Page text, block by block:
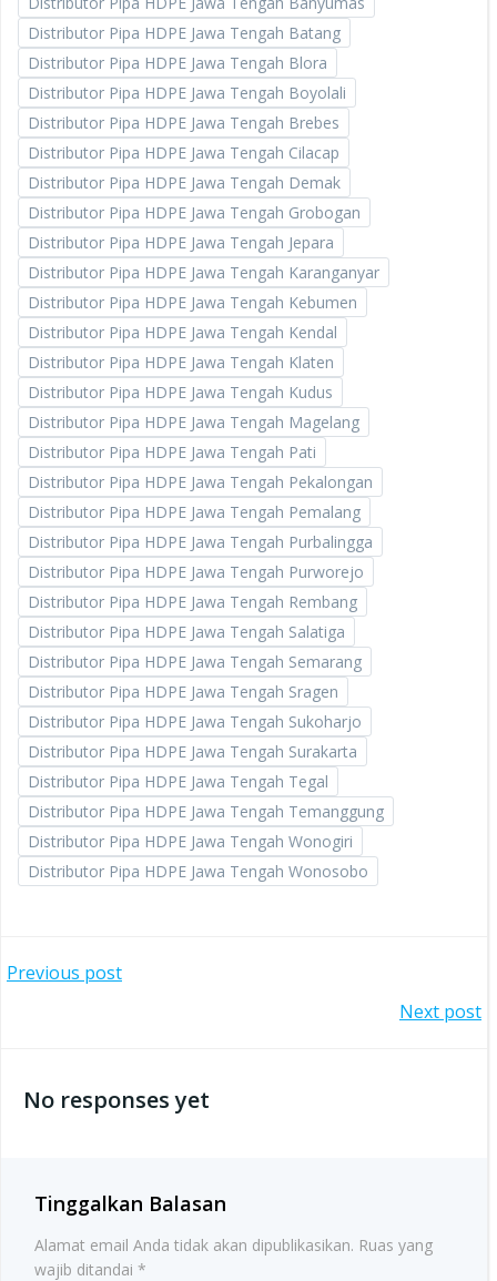
Distributor Pipa HDPE Jawa Tengah Batang
Distributor Pipa HDPE Jawa Tengah Blora
Distributor Pipa HDPE Jawa Tengah Boyolali
Distributor Pipa HDPE Jawa Tengah Brebes
Distributor Pipa HDPE Jawa Tengah Cilacap
Distributor Pipa HDPE Jawa Tengah Demak
Distributor Pipa HDPE Jawa Tengah Grobogan
Distributor Pipa HDPE Jawa Tengah Jepara
Distributor Pipa HDPE Jawa Tengah Karanganyar
Distributor Pipa HDPE Jawa Tengah Kebumen
Distributor Pipa HDPE Jawa Tengah Kendal
Distributor Pipa HDPE Jawa Tengah Klaten
Distributor Pipa HDPE Jawa Tengah Kudus
Distributor Pipa HDPE Jawa Tengah Magelang
Distributor Pipa HDPE Jawa Tengah Pati
Distributor Pipa HDPE Jawa Tengah Pekalongan
Distributor Pipa HDPE Jawa Tengah Pemalang
Distributor Pipa HDPE Jawa Tengah Purbalingga
Distributor Pipa HDPE Jawa Tengah Purworejo
Distributor Pipa HDPE Jawa Tengah Rembang
Distributor Pipa HDPE Jawa Tengah Salatiga
Distributor Pipa HDPE Jawa Tengah Semarang
Distributor Pipa HDPE Jawa Tengah Sragen
Distributor Pipa HDPE Jawa Tengah Sukoharjo
Distributor Pipa HDPE Jawa Tengah Surakarta
Distributor Pipa HDPE Jawa Tengah Tegal
Distributor Pipa HDPE Jawa Tengah Temanggung
Distributor Pipa HDPE Jawa Tengah Wonogiri
Distributor Pipa HDPE Jawa Tengah Wonosobo
Post
Previous post
navigation
Next post
No responses yet
Tinggalkan Balasan
Alamat email Anda tidak akan dipublikasikan. Ruas yang
wajib ditandai *